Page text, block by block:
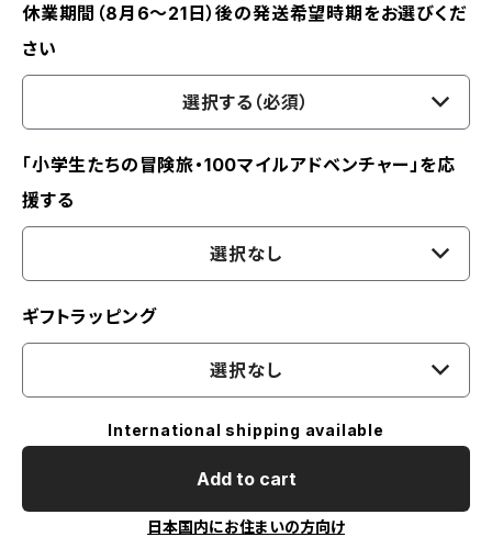
休業期間（8月6〜21日）後の発送希望時期をお選びくだ
さい
選択する（必須）
「小学生たちの冒険旅・100マイルアドベンチャー」を応
援する
選択なし
ギフトラッピング
選択なし
International shipping available
Add to cart
日本国内にお住まいの方向け